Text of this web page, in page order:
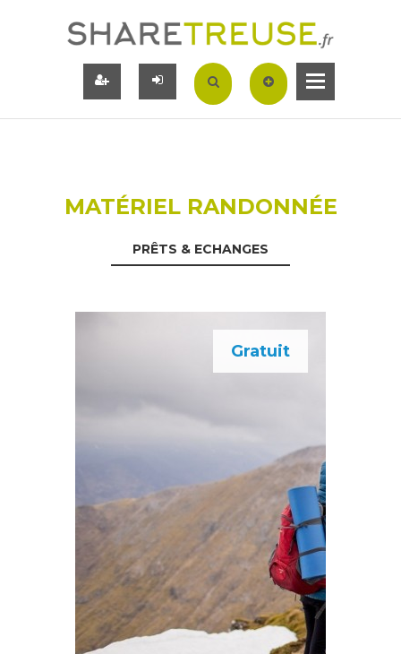
MATÉRIEL RANDONNÉE
PRÊTS & ECHANGES
Gratuit